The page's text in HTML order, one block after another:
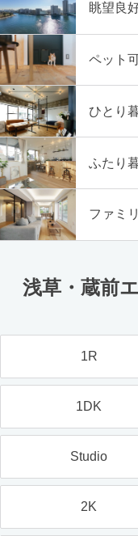
眺望良
ペット
ひとり
ふたり
ファミ
浅草・蔵前
1R
1DK
Studio
2K